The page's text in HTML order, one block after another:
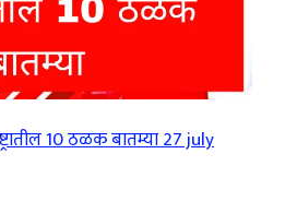
10 ठळक बातम्या 27 july